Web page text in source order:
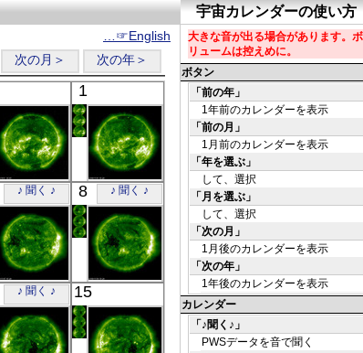
…☞English
次の月＞ 次の年＞
SOHO
00:45
極端紫外線
1
SOHO
00:24
極端紫外線
♪ 聞く ♪
SOHO
00:24
極端紫外線
8 ♪ 聞く ♪
極端紫外線
♪ 聞く ♪ 15